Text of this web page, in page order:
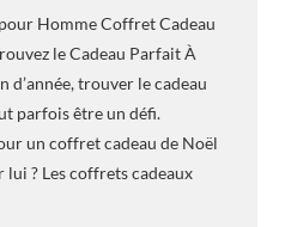
Homme Coffret Cadeau
le Cadeau Parfait À
d’année, trouver le cadeau
parfois être un défi.
un coffret cadeau de Noël
? Les coffrets cadeaux